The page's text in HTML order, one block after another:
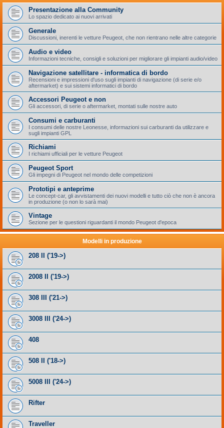
Presentazione alla Community
Lo spazio dedicato ai nuovi arrivati
Generale
Discussioni, inerenti le vetture Peugeot, che non rientrano nelle altre categorie
Audio e video
Informazioni tecniche, consigli e soluzioni per migliorare gli impianti audio/video
Navigazione satellitare - informatica di bordo
Recensioni e impressioni d'uso sugli impianti di navigazione (di serie e/o
aftermarket) e sui sistemi informatici di bordo
Accessori Peugeot e non
Gli accessori, di serie o aftermarket, montati sulle nostre auto
Consumi e carburanti
I consumi delle nostre Leonesse, informazioni sui carburanti da utilizzare e
sugli impianti GPL
Richiami
I richiami ufficiali per le vetture Peugeot
Peugeot Sport
Gli impegni di Peugeot nel mondo delle competizioni
Prototipi e anteprime
Le concept-car, gli avvistamenti dei nuovi modelli e tutto ciò che non è ancora
in produzione (o non lo sarà mai)
Vintage
Sezione per le questioni riguardanti il mondo Peugeot d'epoca
Modelli in produzione
208 II ('19->)
2008 II ('19->)
308 III ('21->)
3008 III ('24->)
408
508 II ('18->)
5008 III ('24->)
Rifter
Traveller